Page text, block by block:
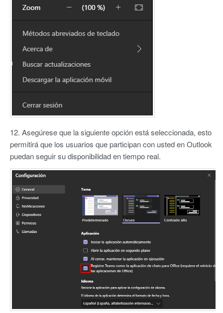
12. Asegúrese que la siguiente opción está seleccionada, esto
permitirá que los usuarios que participan con usted en Outlook
puedan seguir su disponibilidad en tiempo real.